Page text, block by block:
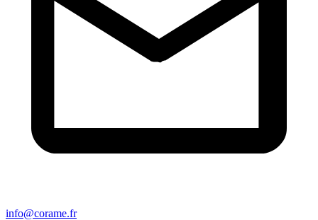
info@corame.fr